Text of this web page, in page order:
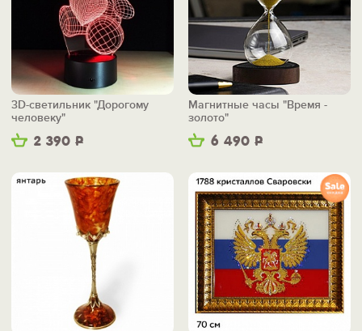
2 390 Р
3D-светильник "Дорогому
человеку"
6 490 Р
Магнитные часы "Время -
золото"